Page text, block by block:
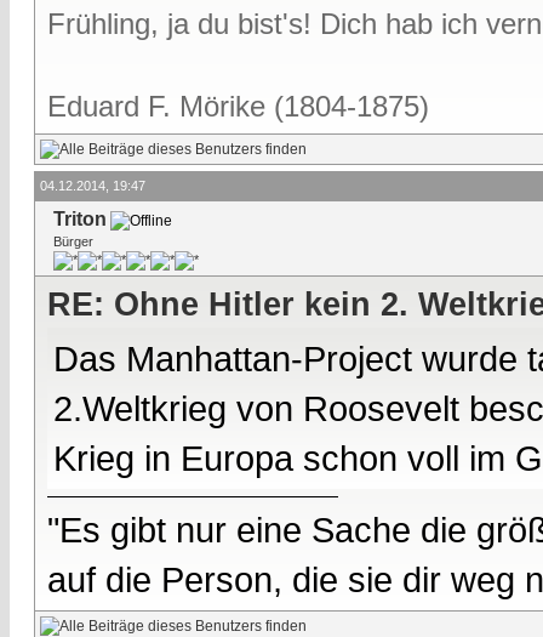
Frühling, ja du bist's! Dich hab ich
Eduard F. Mörike (1804-1875)
04.12.2014, 19:47
Triton
Bürger
RE: Ohne Hitler kein 2.
Das Manhattan-Project wurde
2.Weltkrieg von Roosevelt
Krieg in Europa schon voll im
"Es gibt nur eine Sache die
auf die Person, die sie dir weg